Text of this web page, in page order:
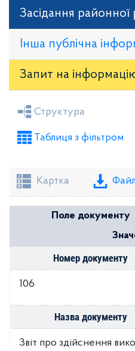
Засідання районної
Інша публічна
Запит на
Засідання районної ради
Проекти рішень
Структура
Таблиця з фільтром
Картка
Поле документу
Номер документу
106
Назва документу
Звіт про здійснення